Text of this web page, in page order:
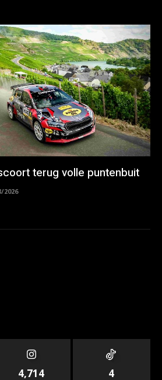
terug volle puntenbuit
2026
4,714 4